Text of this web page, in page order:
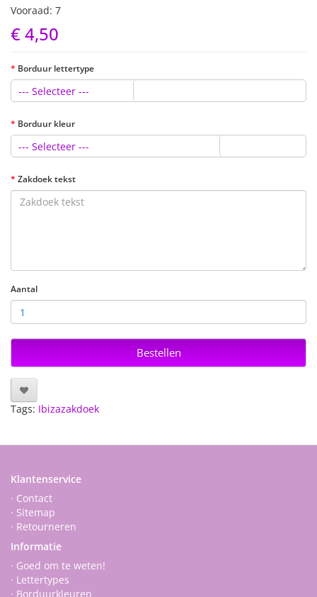
Vooraad: 7
€ 4,50
Borduur lettertype
--- Selecteer ---
Borduur kleur
--- Selecteer ---
Zakdoek tekst
Aantal
Bestellen
Tags: Ibizazakdoek
Klantenservice
· Contact
· Sitemap
· Retourneren
Informatie
· Goed om te weten!
· Lettertypes
· Borduurkleuren